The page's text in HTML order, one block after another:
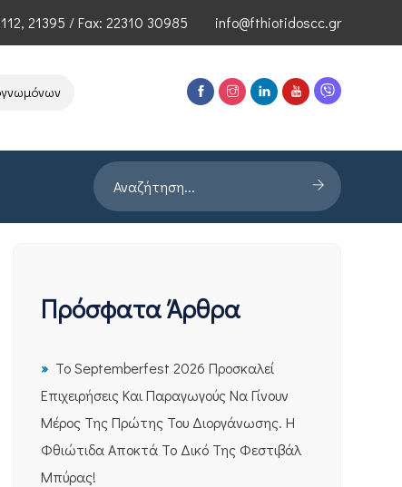
, 21395 / Fax: 22310 30985 info@fthiotidoscc.gr
Τεχνολογιών Αιχμής του ΕΦΕΠΑΕ Παρουσίαση Έρευνας
Πρόσφατα Άρθρα
Το Septemberfest 2026 Προσκαλεί
Επιχειρήσεις Και Παραγωγούς Να Γίνουν
Μέρος Της Πρώτης Του Διοργάνωσης. Η
Φθιώτιδα Αποκτά Το Δικό Της Φεστιβάλ
Μπύρας!